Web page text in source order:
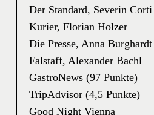
Der Standard, Severin Corti
Kurier, Florian Holzer
Die Presse, Anna Burghardt
Falstaff, Alexander Bachl
GastroNews (97 Punkte)
TripAdvisor (4,5 Punkte)
Good Night Vienna